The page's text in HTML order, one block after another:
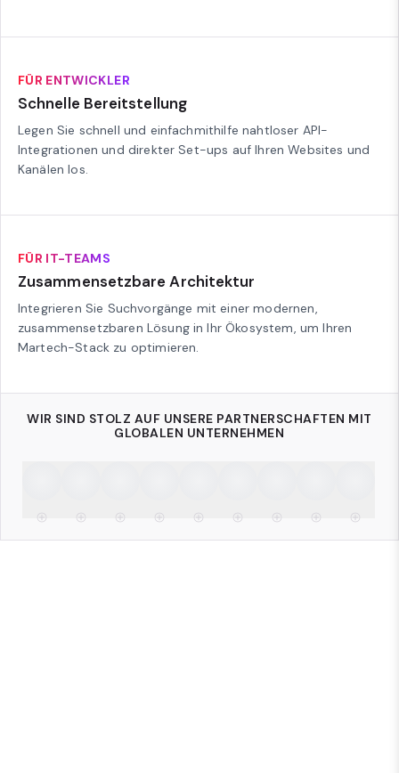
FÜR ENTWICKLER
Schnelle Bereitstellung
Legen Sie schnell und einfachmithilfe nahtloser API-
Integrationen und direkter Set-ups auf Ihren Websites und
Kanälen los.
FÜR IT-TEAMS
Zusammensetzbare Architektur
Integrieren Sie Suchvorgänge mit einer modernen,
zusammensetzbaren Lösung in Ihr Ökosystem, um Ihren
Martech-Stack zu optimieren.
WIR SIND STOLZ AUF UNSERE PARTNERSCHAFTEN MIT
GLOBALEN UNTERNEHMEN